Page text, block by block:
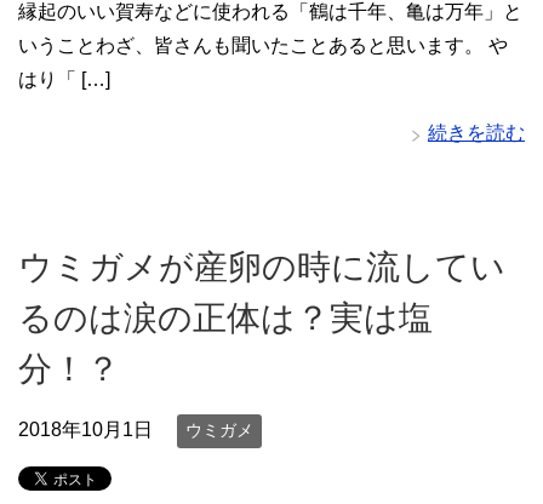
縁起のいい賀寿などに使われる「鶴は千年、亀は万年」と
いうことわざ、皆さんも聞いたことあると思います。 や
はり「 […]
続きを読む
ウミガメが産卵の時に流してい
るのは涙の正体は？実は塩
分！？
2018年10月1日 ウミガメ